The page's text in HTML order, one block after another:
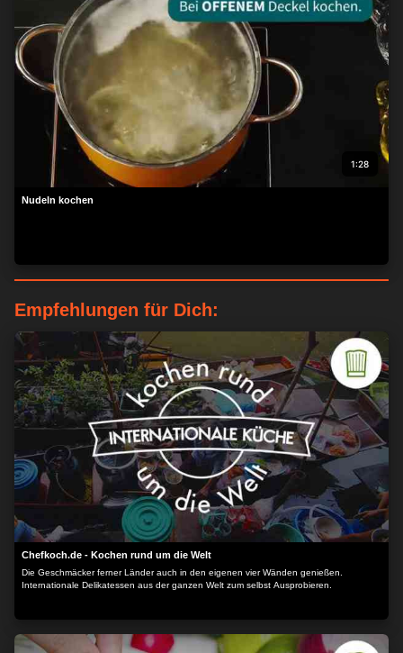
1:28
Nudeln kochen
Empfehlungen für Dich:
Chefkoch.de - Kochen rund um die Welt
Die Geschmäcker ferner Länder auch in den eigenen vier Wänden genießen.
Internationale Delikatessen aus der ganzen Welt zum selbst Ausprobieren.